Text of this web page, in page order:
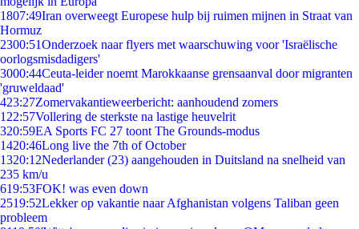
1807:49Iran overweegt Europese hulp bij ruimen mijnen in Straat van
Hormuz
2300:51Onderzoek naar flyers met waarschuwing voor 'Israëlische
oorlogsmisdadigers'
3000:44Ceuta-leider noemt Marokkaanse grensaanval door migranten
'gruweldaad'
423:27Zomervakantieweerbericht: aanhoudend zomers
1 22:57Vollering de sterkste na lastige heuvelrit
320:59EA Sports FC 27 toont The Grounds-modus
1420:46Long live the 7th of October
1320:12Nederlander (23) aangehouden in Duitsland na snelheid van
235 km/u
619:53FOK! was even down
2519:52Lekker op vakantie naar Afghanistan volgens Taliban geen
probleem